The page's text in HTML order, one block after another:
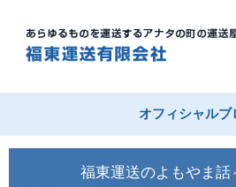
オフィシャルブ
福東運送のよもやま話